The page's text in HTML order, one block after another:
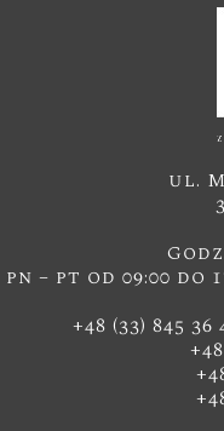
ul.
pn – pt od 09:00 do
+48 (33) 845